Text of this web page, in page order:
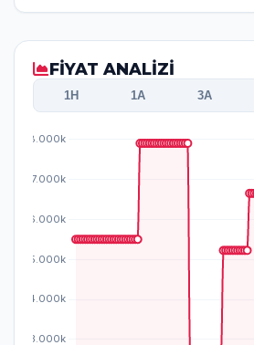
FİYAT ANALİZİ
1H 1A 3A